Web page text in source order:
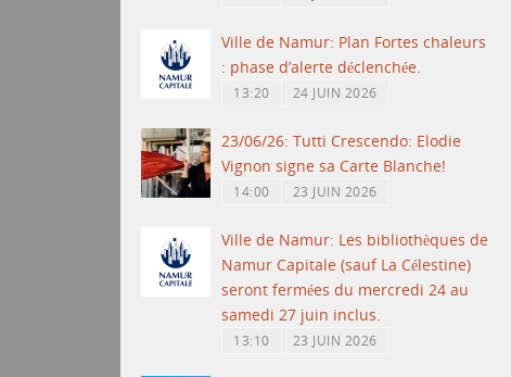
Ville de Namur: Plan Fortes chaleurs
: phase d’alerte déclenchée.
13:20 24 JUIN 2026
23/06/26: Tutti Crescendo: Elodie
Vignon signe sa Carte Blanche!
14:00 23 JUIN 2026
Ville de Namur: Les bibliothèques de
Namur Capitale (sauf La Célestine)
seront fermées du mercredi 24 au
samedi 27 juin inclus.
13:10 23 JUIN 2026